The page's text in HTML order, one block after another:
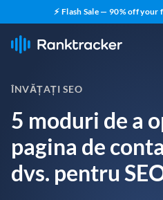
⚡ Flash Sale — 90% off
ÎNVĂȚAȚI SEO
5 moduri de a
pagina de
dvs. pentru